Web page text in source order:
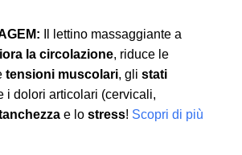
Il lettino massaggiante a
la circolazione, riduce le
tensioni muscolari, gli stati
i dolori articolari (cervicali,
e lo stress! Scopri di più